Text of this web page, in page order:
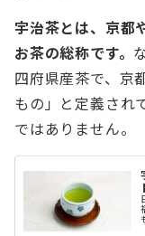
宇治茶とは、京都
お茶の総称です。
四府県産茶で、京
もの」と定義され
ではありません。